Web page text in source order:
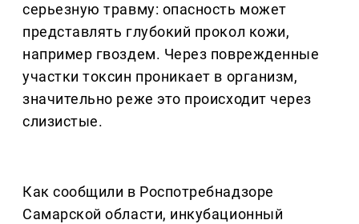
серьезную травму: опасность может
представлять глубокий прокол кожи,
например гвоздем. Через поврежденные
участки токсин проникает в организм,
значительно реже это происходит через
слизистые.
Как сообщили в Роспотребнадзоре
Самарской области, инкубационный